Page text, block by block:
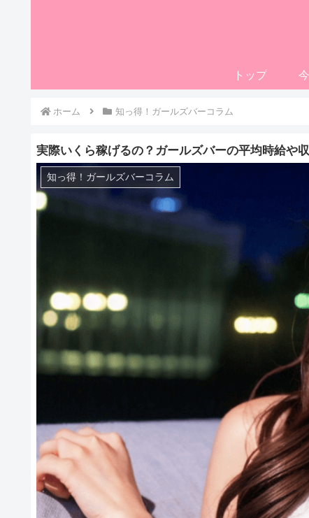
トップ
ホーム 知っ得！ガールズバーコラム
実際いくら稼げるの？ガールズバーの平均時給や
知っ得！ガールズバーコラム